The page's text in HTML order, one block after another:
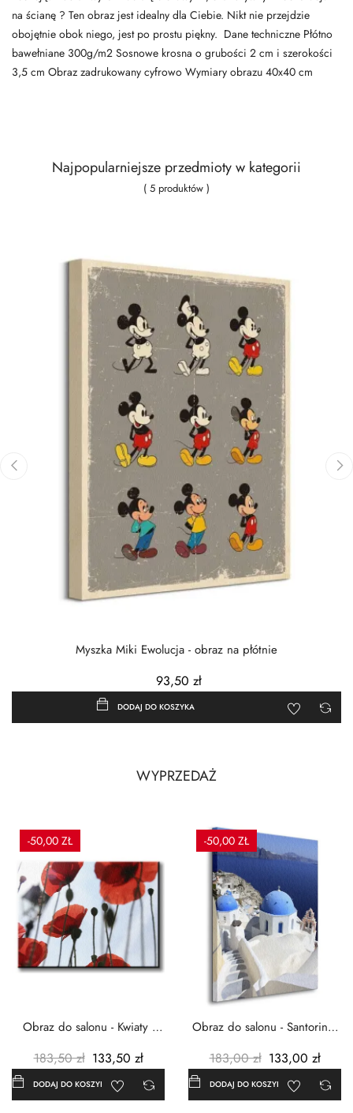
na ścianę ? Ten obraz jest idealny dla Ciebie. Nikt nie przejdzie
obojętnie obok niego, jest po prostu piękny. Dane techniczne Płótno
bawełniane 300g/m2 Sosnowe krosna o grubości 2 cm i szerokości
3,5 cm Obraz zadrukowany cyfrowo Wymiary obrazu 40x40 cm
Najpopularniejsze przedmioty w kategorii
( 5 produktów )
Myszka Miki Ewolucja - obraz na płótnie
93,50 zł
DODAJ DO KOSZYKA
WYPRZEDAŻ
-50,00 ZŁ
Obraz do salonu - Kwiaty -
183,50 zł 133,50 zł
DODAJ DO KOSZYKA
-50,00 ZŁ
Obraz do salonu - Santorini -
183,00 zł 133,00 zł
DODAJ DO KOSZYKA